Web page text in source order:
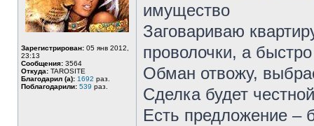
Зарегистрирован: 05 янв 2012,
23:13
Сообщения: 3564
Откуда: TAROSITE
Благодарил (а): 1692 раз.
Поблагодарили: 539 раз.
имущество
Заговариваю
проволочки, а
Обман отвожу,
Сделка будет
Есть предложение –